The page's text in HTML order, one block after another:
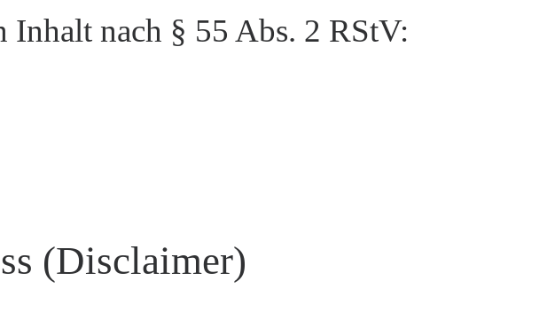
nach § 55 Abs. 2 RStV:
(Disclaimer)